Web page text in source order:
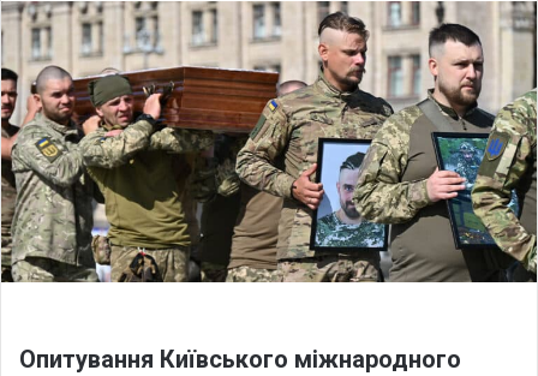
l
o
w
o
n
X
d
a
n
e
m
i
Опитування Київського міжнародного